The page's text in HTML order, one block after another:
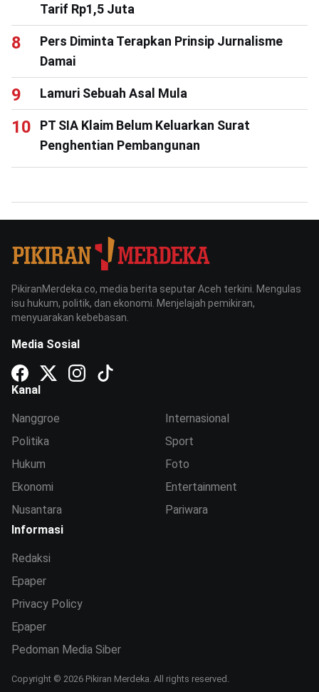
Tarif Rp1,5 Juta
Pers Diminta Terapkan Prinsip Jurnalisme
Damai
Lamuri Sebuah Asal Mula
PT SIA Klaim Belum Keluarkan Surat
Penghentian Pembangunan
PikiranMerdeka.co, media berita seputar Aceh terkini. Mengulas
isu hukum, politik, dan ekonomi. Menjelajah pemikiran,
menyuarakan kebebasan.
Media Sosial
Kanal
Nanggroe
Politika
Hukum
Ekonomi
Nusantara
Internasional
Sport
Foto
Entertainment
Pariwara
Informasi
Redaksi
Epaper
Privacy Policy
Epaper
Pedoman Media Siber
Copyright © 2026 Pikiran Merdeka. All rights reserved.